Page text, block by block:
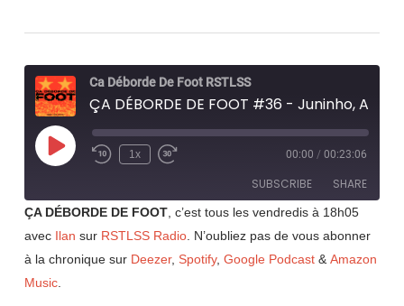
Ca Déborde De Foot RSTLSS
Play
Episode Rewind
1x
Fast
seconds
00:00 / 00:23:06
SUBSCRIBE SHARE
RSS FEED
SHARE
LINK
ÇA DÉBORDE DE FOOT, c’est tous les vendredis à 18h05
avec Ilan surRSTLSS Radio. N’oubliez pas de vous abonner
à la chronique sur Deezer, Spotify, Google Podcast& Amazon
Music.